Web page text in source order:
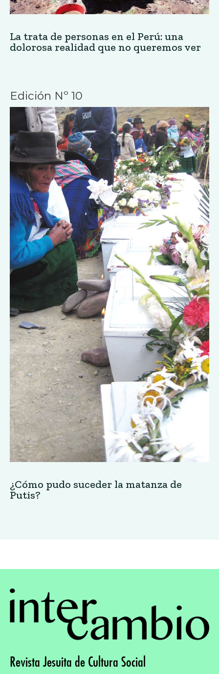
La trata de personas en el Perú: una
dolorosa realidad que no queremos ver
Edición Nº 10
¿Cómo pudo suceder la matanza de
Putis?
Revista Jesuita de Cultura Social